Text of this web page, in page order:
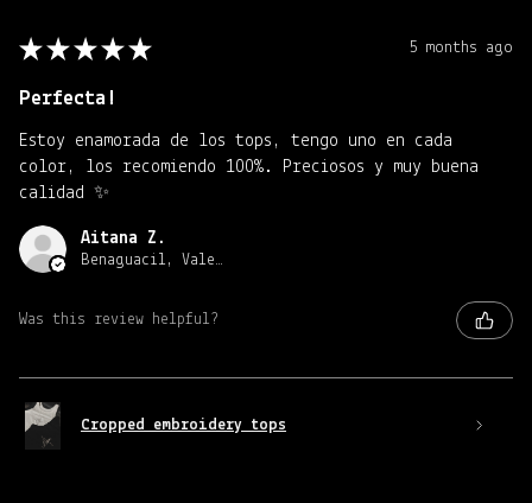
★ ★ ★ ★ ★ 5 months ago
Perfecta!
Estoy enamorada de los tops, tengo uno en cada
color, los recomiendo 100%. Preciosos y muy buena
calidad ✨
Aitana Z.
Benaguacil, Valencia
Was this review helpful?
Cropped embroidery tops